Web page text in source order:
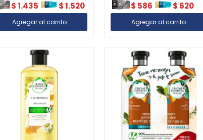
$1.435 $1.520 $ 586 $ 620